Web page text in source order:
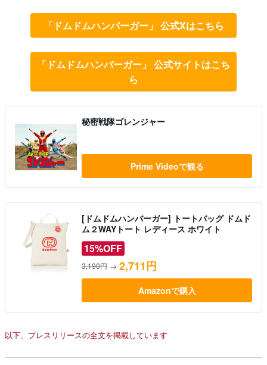
「ドムドムハンバーガー」 公式Xはこちら
「ドムドムハンバーガー」 公式サイトはこち
ら
秘密戦隊ゴレンジャー
Prime Videoで観る
[ドムドムハンバーガー] トートバッグ ドムド
ム２WAYトート レディース ホワイト
15%OFF
3,190円 → 2,711円
Amazonで購入
以下、プレスリリースの全文を掲載しています